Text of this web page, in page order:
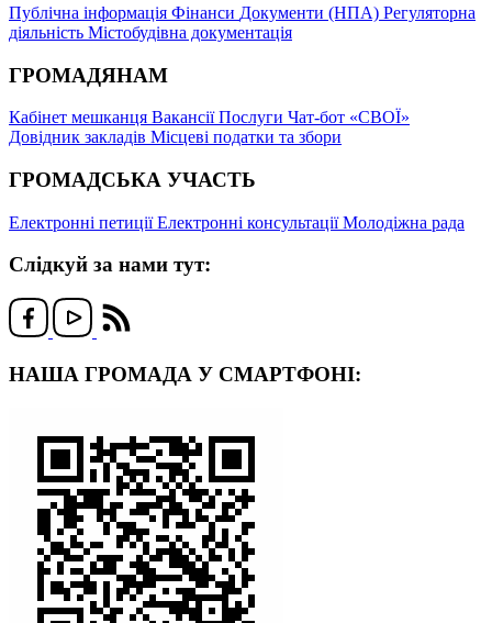
Публічна інформація Фінанси Документи (НПА) Регуляторна
діяльність Містобудівна документація
ГРОМАДЯНАМ
Кабінет мешканця ВакансіїПослуги Чат-бот «СВОЇ»
Довідник закладів Місцеві податки та збори
ГРОМАДСЬКА УЧАСТЬ
Електронні петиціїЕлектронні консультаціїМолодіжна рада
Слідкуй за нами тут:
НАША ГРОМАДА У СМАРТФОНІ: